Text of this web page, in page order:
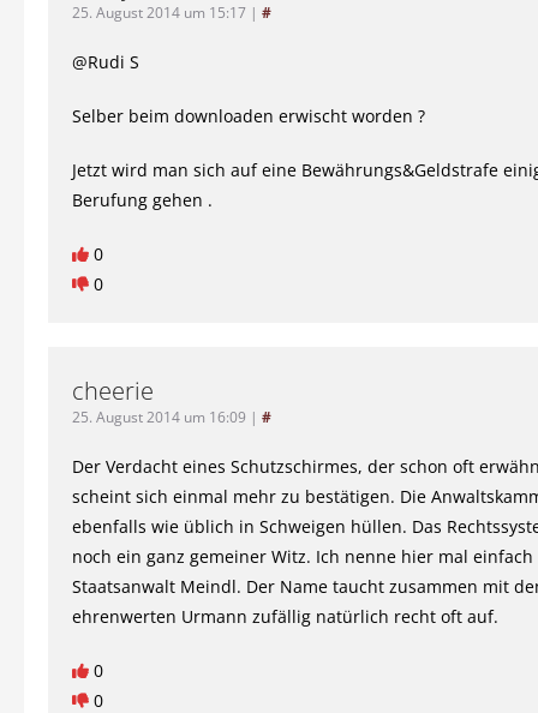
25. August 2014 um 15:17 | #
@Rudi S
Selber beim downloaden erwischt worden ?
Jetzt wird man sich auf eine Bewährungs&Geldstrafe
Berufung gehen .
0
0
cheerie
25. August 2014 um 16:09 | #
Der Verdacht eines Schutzschirmes, der schon oft
scheint sich einmal mehr zu bestätigen. Die
ebenfalls wie üblich in Schweigen hüllen. Das
noch ein ganz gemeiner Witz. Ich nenne hier mal einfach
Staatsanwalt Meindl. Der Name taucht zusammen mit
ehrenwerten Urmann zufällig natürlich recht oft auf.
0
0